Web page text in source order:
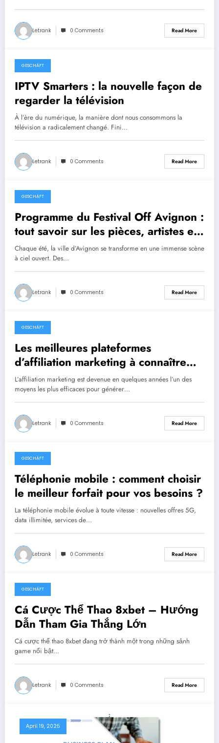
Letrank 0 Comments Read More
December 9, 2025
GESCHÄFT
IPTV Smarters : la nouvelle façon de
regarder la télévision
À l’ère du numérique, la manière dont nous consommons la
télévision a radicalement changé. Fini…
Letrank 0 Comments Read More
October 17, 2025
GESCHÄFT
Programme du Festival Off Avignon :
tout savoir sur les pièces, artistes et
horaires
Chaque été, la ville d’Avignon se transforme en une immense scène
à ciel ouvert. Des…
Letrank 0 Comments Read More
August 5, 2025
GESCHÄFT
Les meilleures plateformes
d’affiliation marketing à connaître
cette année
L’affiliation marketing est devenue en quelques années l’un des
moyens les plus efficaces pour générer…
Letrank 0 Comments Read More
June 18, 2025
GESCHÄFT
Téléphonie mobile : comment choisir
le meilleur forfait pour vos besoins ?
La téléphonie mobile évolue à toute vitesse : nouvelles offres 5G,
data illimitée, services de…
Letrank 0 Comments Read More
May 3, 2025
GESCHÄFT
Cá Cược Thể Thao 8xbet – Hướng
Dẫn Tham Gia Thắng Lớn
Cá cược thể thao 8xbet đang trở thành một trong những sảnh
game nổi bật…
Letrank 0 Comments Read More
April 19, 2025